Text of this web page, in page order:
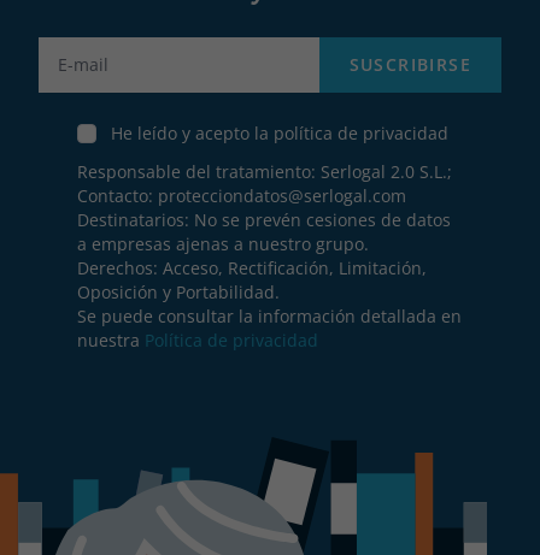
SUSCRIBIRSE
He leído y acepto la política de privacidad
Responsable del tratamiento: Serlogal 2.0 S.L.;
Contacto: protecciondatos@serlogal.com
Destinatarios: No se prevén cesiones de datos
a empresas ajenas a nuestro grupo.
Derechos: Acceso, Rectificación, Limitación,
Oposición y Portabilidad.
Se puede consultar la información detallada en
nuestra Política de privacidad